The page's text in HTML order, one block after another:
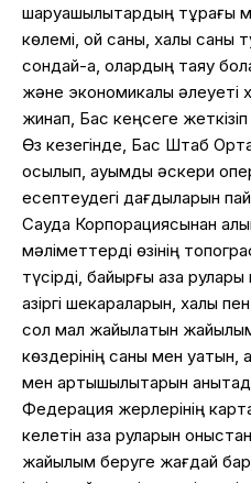
шаруашылықтардың тұрағы
көлемі, қой саны, халық
сондай-ақ, олардың таяу
және экономикалық әлеуеті
жинап, Бас кеңсеге
Өз кезегінде, Бас Штаб
қосылып, ауқымды әскери
есептеудегі дағдыларын
Сауда Корпорациясынан
мәліметтерді өзінің
түсірді, байырғы қазақ
қазіргі шекараларын, халық
сол мал жайылатын
көздерінің саны мен
мен артықшылықтарын
Федерация жерлерінің
келетін қазақ руларын
жайылым беруге жағдай